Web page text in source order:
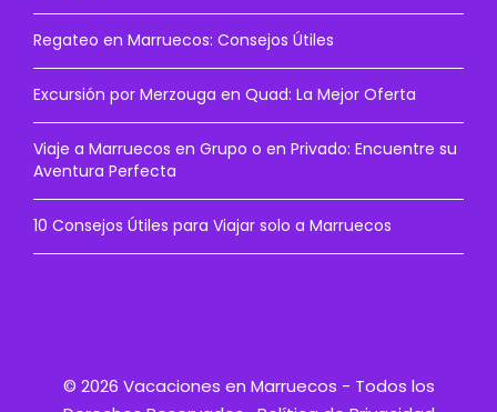
Regateo en Marruecos: Consejos Útiles
Excursión por Merzouga en Quad: La Mejor Oferta
Viaje a Marruecos en Grupo o en Privado: Encuentre su
Aventura Perfecta
10 Consejos Útiles para Viajar solo a Marruecos
© 2026 Vacaciones en Marruecos - Todos los